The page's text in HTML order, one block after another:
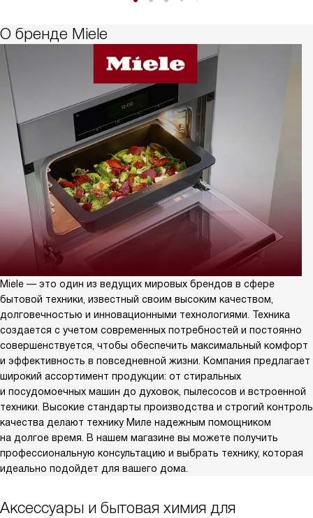
О бренде Miele
Miele — это один из ведущих мировых брендов в сфере
бытовой техники, известный своим высоким качеством,
долговечностью и инновационными технологиями. Техника
создается с учетом современных потребностей и постоянно
совершенствуется, чтобы обеспечить максимальный комфорт
и эффективность в повседневной жизни. Компания предлагает
широкий ассортимент продукции: от стиральных
и посудомоечных машин до духовок, пылесосов и встроенной
техники. Высокие стандарты производства и строгий контроль
качества делают технику Миле надежным помощником
на долгое время. В нашем магазине вы можете получить
профессиональную консультацию и выбрать технику, которая
идеально подойдет для вашего дома.
Аксессуары и бытовая химия для